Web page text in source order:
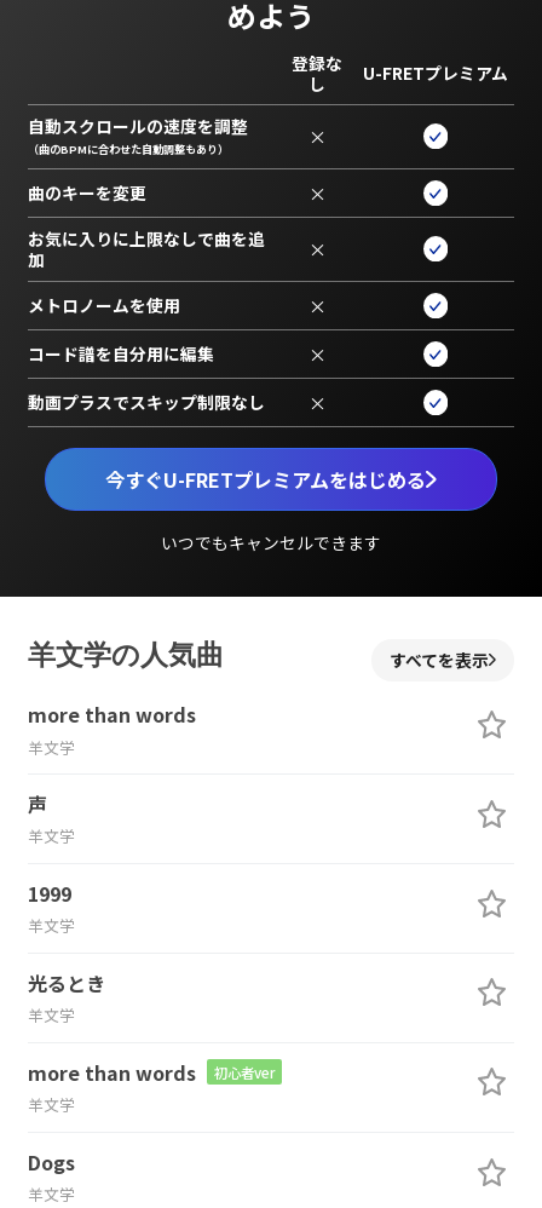
めよう
今すぐU-FRETプレミアムをはじめる
いつでもキャンセルできます
登録な
し
U-FRETプレミアム
自動スクロールの速度を調整
（曲のBPMに合わせた自動調整もあり） ×
曲のキーを変更 ×
お気に入りに上限なしで曲を追
加
×
メトロノームを使用 ×
コード譜を自分用に編集 ×
動画プラスでスキップ制限なし ×
羊文学の人気曲 すべてを表示
more than words
羊文学
声
羊文学
1999
羊文学
光るとき
羊文学
more than words 初心者ver
羊文学
Dogs
羊文学